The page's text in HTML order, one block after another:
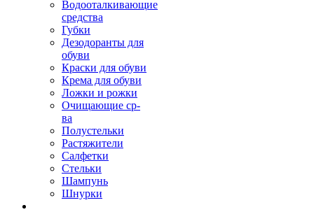
Водооталкивающие
средства
Губки
Дезодоранты для
обуви
Краски для обуви
Крема для обуви
Ложки и рожки
Очищающие ср-
ва
Полустельки
Растяжители
Салфетки
Стельки
Шампунь
Шнурки